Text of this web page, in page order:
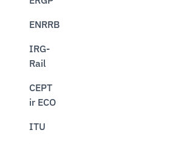
ENRRB
IRG-
Rail
CEPT
ir ECO
ITU